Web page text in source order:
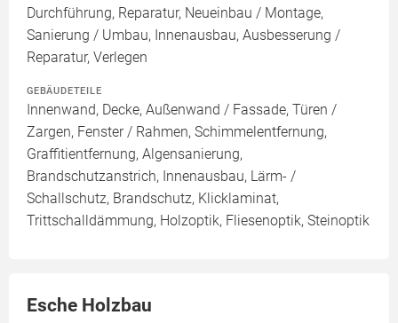
Durchführung, Reparatur, Neueinbau / Montage,
Sanierung / Umbau, Innenausbau, Ausbesserung /
Reparatur, Verlegen
GEBÄUDETEILE
Innenwand, Decke, Außenwand / Fassade, Türen /
Zargen, Fenster / Rahmen, Schimmelentfernung,
Graffitientfernung, Algensanierung,
Brandschutzanstrich, Innenausbau, Lärm- /
Schallschutz, Brandschutz, Klicklaminat,
Trittschalldämmung, Holzoptik, Fliesenoptik, Steinoptik
Esche Holzbau